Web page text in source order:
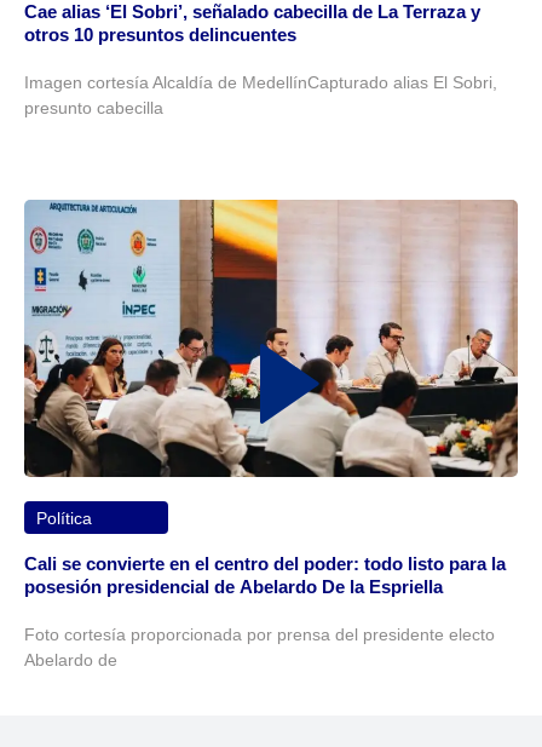
Cae alias ‘El Sobri’, señalado cabecilla de La Terraza y
otros 10 presuntos delincuentes
Imagen cortesía Alcaldía de MedellínCapturado alias El Sobri,
presunto cabecilla
Política
Cali se convierte en el centro del poder: todo listo para la
posesión presidencial de Abelardo De la Espriella
Foto cortesía proporcionada por prensa del presidente electo
Abelardo de